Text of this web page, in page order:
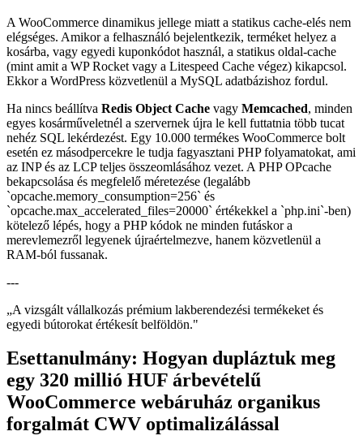
A WooCommerce dinamikus jellege miatt a statikus cache-elés nem
elégséges. Amikor a felhasználó bejelentkezik, terméket helyez a
kosárba, vagy egyedi kuponkódot használ, a statikus oldal-cache
(mint amit a WP Rocket vagy a Litespeed Cache végez) kikapcsol.
Ekkor a WordPress közvetlenül a MySQL adatbázishoz fordul.
Ha nincs beállítva Redis Object Cache vagy Memcached, minden
egyes kosárműveletnél a szervernek újra le kell futtatnia több tucat
nehéz SQL lekérdezést. Egy 10.000 termékes WooCommerce bolt
esetén ez másodpercekre le tudja fagyasztani PHP folyamatokat, ami
az INP és az LCP teljes összeomlásához vezet. A PHP OPcache
bekapcsolása és megfelelő méretezése (legalább
`opcache.memory_consumption=256` és
`opcache.max_accelerated_files=20000` értékekkel a `php.ini`-ben)
kötelező lépés, hogy a PHP kódok ne minden futáskor a
merevlemezről legyenek újraértelmezve, hanem közvetlenül a
RAM-ból fussanak.
---
„A vizsgált vállalkozás prémium lakberendezési termékeket és
egyedi bútorokat értékesít belföldön."
Esettanulmány: Hogyan dupláztuk meg
egy 320 millió HUF árbevételű
WooCommerce webáruház organikus
forgalmát CWV optimalizálással